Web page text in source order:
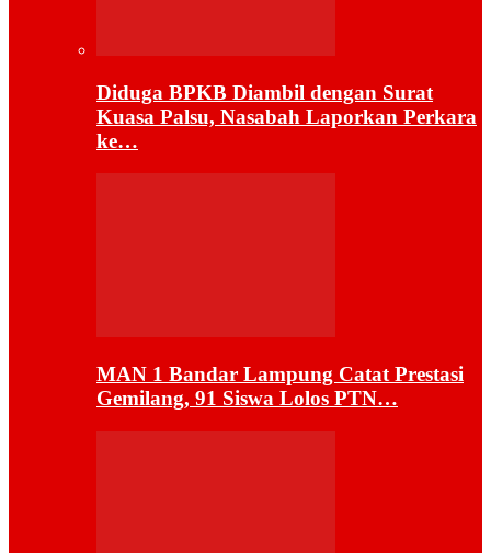
Diduga BPKB Diambil dengan Surat
Kuasa Palsu, Nasabah Laporkan Perkara
ke…
MAN 1 Bandar Lampung Catat Prestasi
Gemilang, 91 Siswa Lolos PTN…